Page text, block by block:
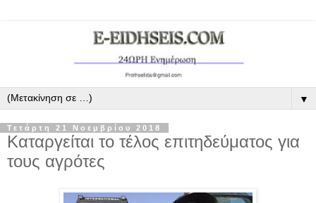
▼
Τετάρτη 21 Νοεμβρίου 2018
Καταργείται το τέλος επιτηδεύματος για
τους αγρότες